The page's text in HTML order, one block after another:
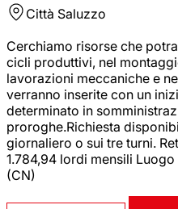
Città Saluzzo
Cerchiamo risorse che
cicli produttivi, nel
lavorazioni meccaniche e
verranno inserite con un
determinato in
proroghe.Richiesta
giornaliero o sui tre turni.
1.784,94 lordi mensili
(CN)